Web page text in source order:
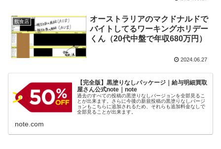
飲食店
オーストラリアのマクドナルドで
バイトしてるワーキングホリデー
くん（20代中盤で年収680万円）
2024.06.27
【完全版】黒塗りなしパッケージ｜給与明細買取
屋さん公式note｜note
過去のすべての投稿の黒塗りなしバージョンを全部見るこ
とが出来ます。さらに今後の新規投稿の黒塗りなしバージ
ョンもこちらに追加されるため、それらも追加料金なしで
全部見ることが出来ます。
note.com